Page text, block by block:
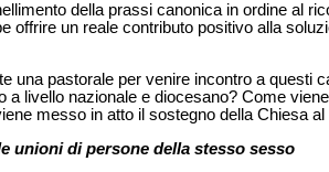
della prassi canonica in ordine al
offrire un reale contributo positivo alla
una pastorale per venire incontro a questi
a livello nazionale e diocesano? Come
messo in atto il sostegno della Chiesa
unioni di persone della stesso sesso